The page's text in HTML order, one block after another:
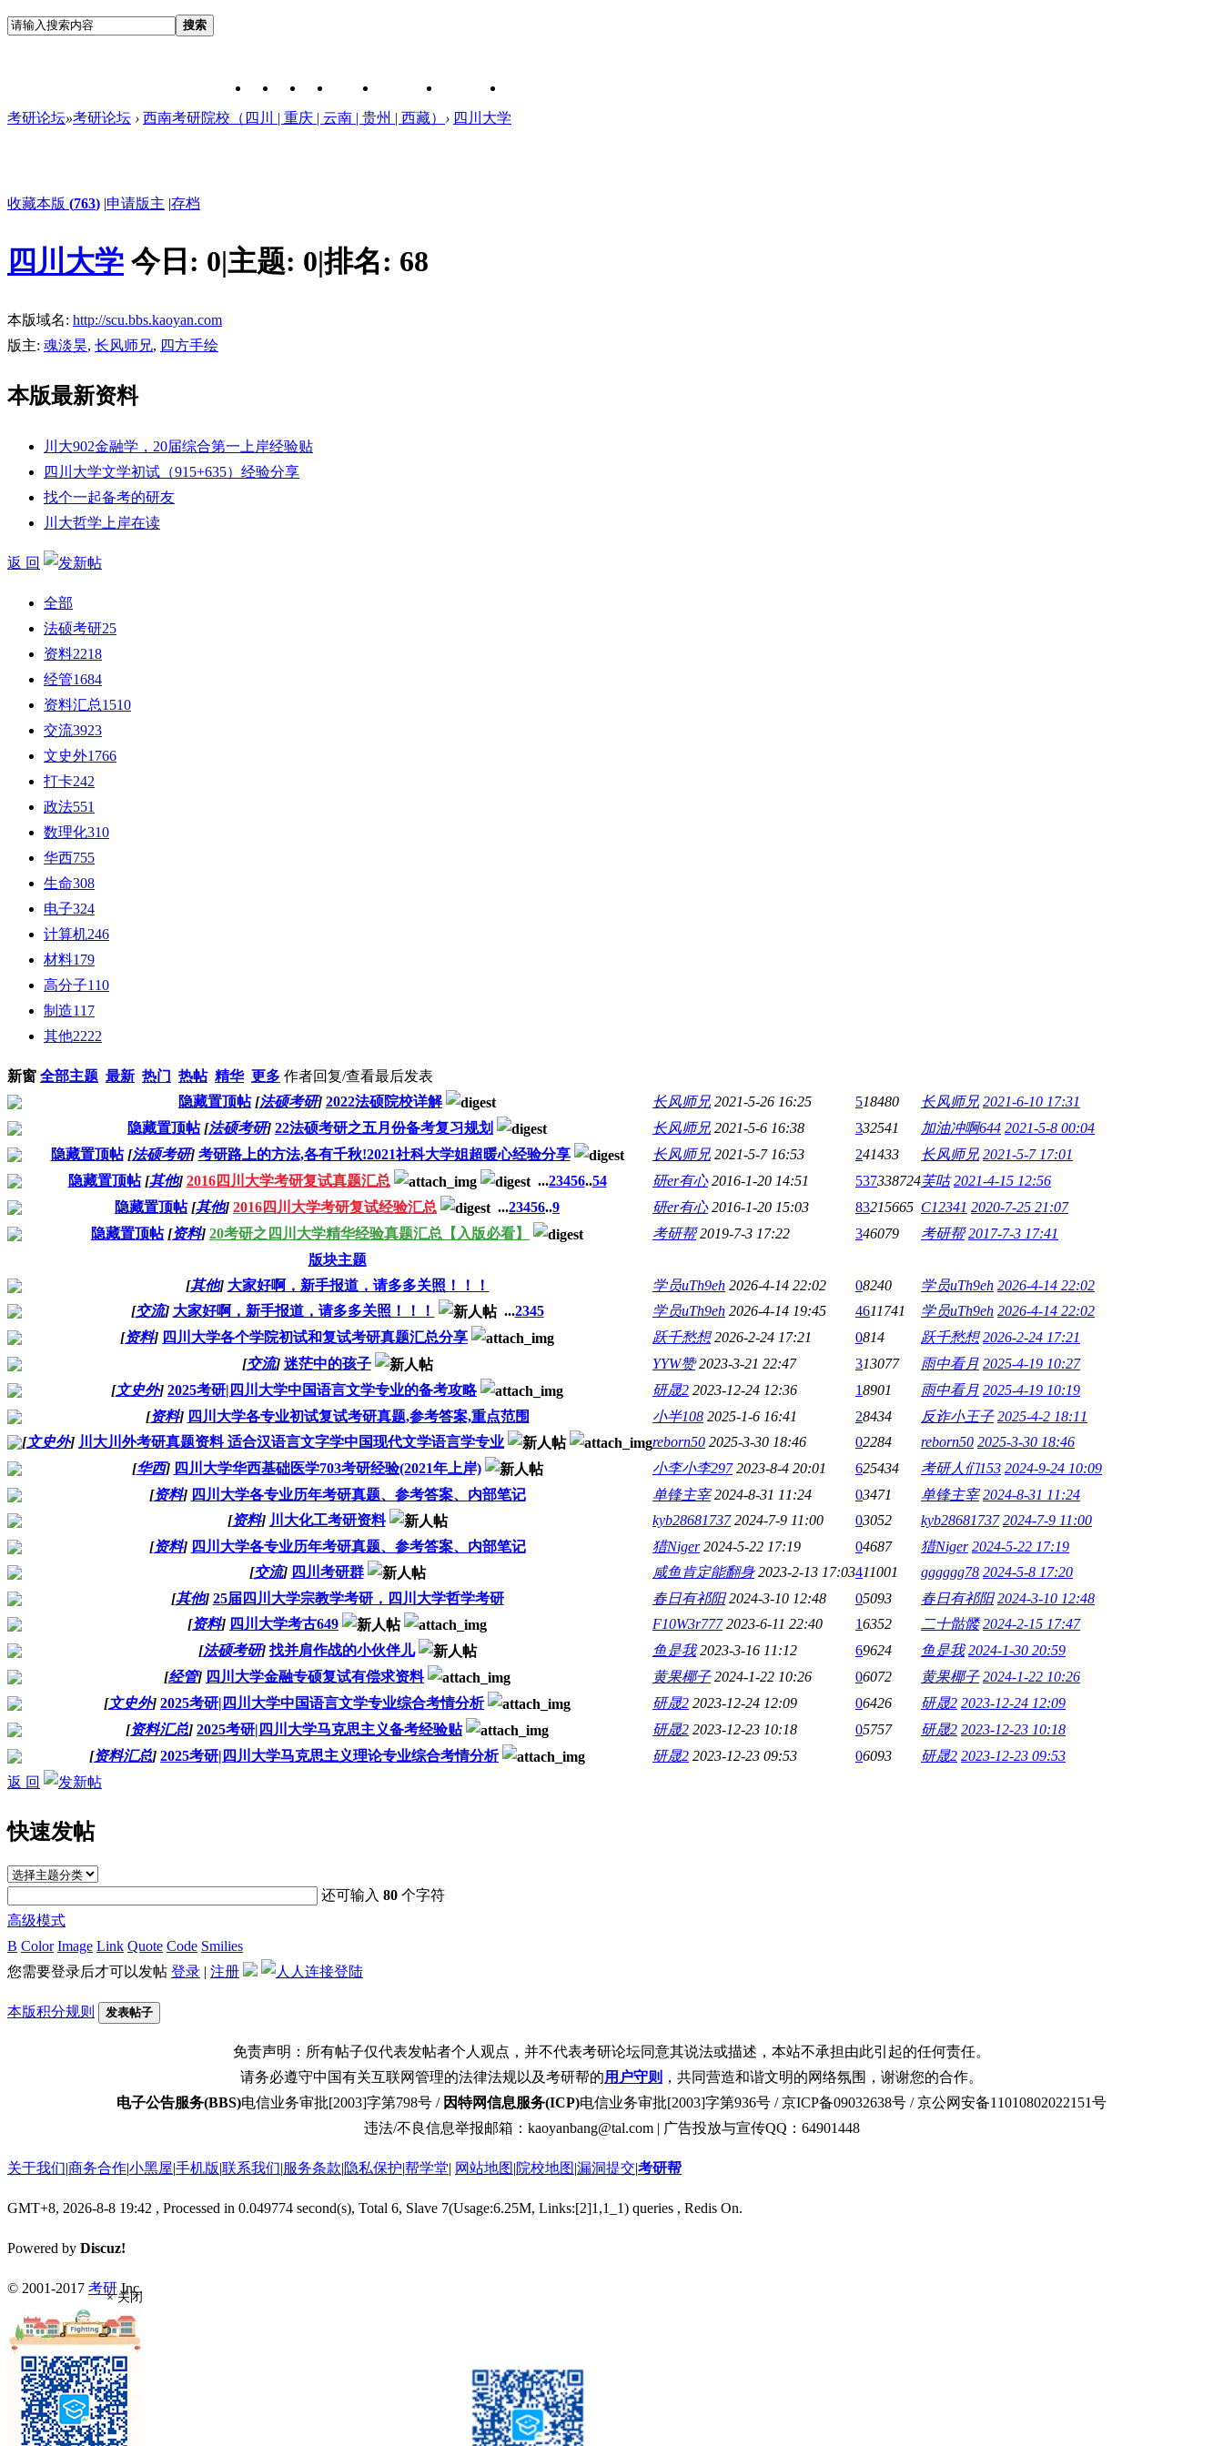
搜索
考研论坛»考研论坛 › 西南考研院校（四川 | 重庆 | 云南 | 贵州 | 西藏） › 四川大学
收藏本版 (763) |申请版主 |存档
四川大学 今日: 0|主题: 0|排名: 68
本版域名: http://scu.bbs.kaoyan.com
版主: 魂淡昊, 长风师兄, 四方手绘
本版最新资料
川大902金融学，20届综合第一上岸经验贴
四川大学文学初试（915+635）经验分享
找个一起备考的研友
川大哲学上岸在读
返 回
全部
法硕考研25
资料2218
经管1684
资料汇总1510
交流3923
文史外1766
打卡242
政法551
数理化310
华西755
生命308
电子324
计算机246
材料179
高分子110
制造117
其他2222
新窗 全部主题 最新 热门 热帖 精华 更多 作者回复/查看最后发表
隐藏置顶帖 [法硕考研] 2022法硕院校详解 长风师兄 2021-5-26 16:25 518480 长风师兄 2021-6-10 17:31
隐藏置顶帖 [法硕考研] 22法硕考研之五月份备考复习规划 长风师兄 2021-5-6 16:38 332541 加油冲啊644 2021-5-8 00:04
隐藏置顶帖 [法硕考研] 考研路上的方法,各有千秋!2021社科大学姐超暖心经验分享 长风师兄 2021-5-7 16:53 241433 长风师兄 2021-5-7 17:01
隐藏置顶帖 [其他] 2016四川大学考研复试真题汇总 ...23456..54 研er有心 2016-1-20 14:51 537338724芙咕 2021-4-15 12:56
隐藏置顶帖 [其他] 2016四川大学考研复试经验汇总 ...23456..9 研er有心 2016-1-20 15:03 83215665 C12341 2020-7-25 21:07
隐藏置顶帖 [资料] 20考研之四川大学精华经验真题汇总【入版必看】 考研帮 2019-7-3 17:22 346079 考研帮 2017-7-3 17:41
版块主题
[其他] 大家好啊，新手报道，请多多关照！！！ 学员uTh9eh 2026-4-14 22:02 08240 学员uTh9eh 2026-4-14 22:02
[交流] 大家好啊，新手报道，请多多关照！！！ ...2345 学员uTh9eh 2026-4-14 19:45 4611741 学员uTh9eh 2026-4-14 22:02
[资料] 四川大学各个学院初试和复试考研真题汇总分享 跃千愁想 2026-2-24 17:21 0814 跃千愁想 2026-2-24 17:21
[交流] 迷茫中的孩子 YYW赞 2023-3-21 22:47 313077 雨中看月 2025-4-19 10:27
[文史外] 2025考研|四川大学中国语言文学专业的备考攻略 研晟2 2023-12-24 12:36 18901 雨中看月 2025-4-19 10:19
[资料] 四川大学各专业初试复试考研真题,参考答案,重点范围 小半108 2025-1-6 16:41 28434 反诈小王子 2025-4-2 18:11
[文史外] 川大川外考研真题资料 适合汉语言文字学中国现代文学语言学专业 reborn50 2025-3-30 18:46 02284 reborn50 2025-3-30 18:46
[华西] 四川大学华西基础医学703考研经验(2021年上岸) 小李小李297 2023-8-4 20:01 625434 考研人们153 2024-9-24 10:09
[资料] 四川大学各专业历年考研真题、参考答案、内部笔记 单锋主宰 2024-8-31 11:24 03471 单锋主宰 2024-8-31 11:24
[资料] 川大化工考研资料 kyb28681737 2024-7-9 11:00 03052 kyb28681737 2024-7-9 11:00
[资料] 四川大学各专业历年考研真题、参考答案、内部笔记 猎Niger 2024-5-22 17:19 04687 猎Niger 2024-5-22 17:19
[交流] 四川考研群 咸鱼肯定能翻身 2023-2-13 17:03411001 gggggg78 2024-5-8 17:20
[其他] 25届四川大学宗教学考研，四川大学哲学考研 春日有祁阳 2024-3-10 12:48 05093 春日有祁阳 2024-3-10 12:48
[资料] 四川大学考古649 F10W3r777 2023-6-11 22:40 16352 二十骷髅 2024-2-15 17:47
[法硕考研] 找并肩作战的小伙伴儿 鱼是我 2023-3-16 11:12 69624 鱼是我 2024-1-30 20:59
[经管] 四川大学金融专硕复试有偿求资料 黄果椰子 2024-1-22 10:26 06072 黄果椰子 2024-1-22 10:26
[文史外] 2025考研|四川大学中国语言文学专业综合考情分析 研晟2 2023-12-24 12:09 06426 研晟2 2023-12-24 12:09
[资料汇总] 2025考研|四川大学马克思主义备考经验贴 研晟2 2023-12-23 10:18 05757 研晟2 2023-12-23 10:18
[资料汇总] 2025考研|四川大学马克思主义理论专业综合考情分析 研晟2 2023-12-23 09:53 06093 研晟2 2023-12-23 09:53
返 回
快速发帖
还可输入80 个字符
高级模式
B Color Image Link Quote Code Smilies
您需要登录后才可以发帖 登录 | 注册
本版积分规则 发表帖子
免责声明：所有帖子仅代表发帖者个人观点，并不代表考研论坛同意其说法或描述，本站不承担由此引起的任何责任。
请务必遵守中国有关互联网管理的法律法规以及考研帮的用户守则 ，共同营造和谐文明的网络氛围，谢谢您的合作。
电子公告服务(BBS)电信业务审批[2003]字第798号 / 因特网信息服务(ICP)电信业务审批[2003]字第936号 / 京ICP备09032638号 / 京公网安备11010802022151号
违法/不良信息举报邮箱：kaoyanbang@tal.com | 广告投放与宣传QQ：64901448
关于我们|商务合作|小黑屋|手机版|联系我们|服务条款|隐私保护|帮学堂| 网站地图|院校地图|漏洞提交|考研帮
GMT+8, 2026-8-8 19:42 , Processed in 0.049774 second(s), Total 6, Slave 7(Usage:6.25M, Links:[2]1,1_1) queries , Redis On.
Powered by Discuz!
© 2001-2017 考研Inc.
返回顶部 返回版块
× 关闭